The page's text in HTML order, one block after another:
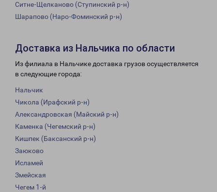
Ситне-Щелканово (Ступинский р-н)
Шарапово (Наро-Фоминский р-н)
Доставка из Нальчика по области
Из филиала в Нальчике доставка грузов осуществляется
в следующие города:
Нальчик
Чикола (Ирафский р-н)
Александровская (Майский р-н)
Каменка (Чегемский р-н)
Кишпек (Баксанский р-н)
Заюково
Исламей
Змейская
Чегем 1-й